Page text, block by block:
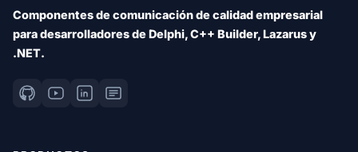
Componentes de comunicación de calidad empresarial
para desarrolladores de Delphi, C++ Builder, Lazarus y
.NET.